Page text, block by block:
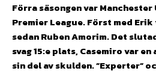
Förra säsongen var
Premier League. Först med
sedan Ruben Amorim. Det
svag 15:e plats, Casemiro var
sin del av skulden. ”Experter”